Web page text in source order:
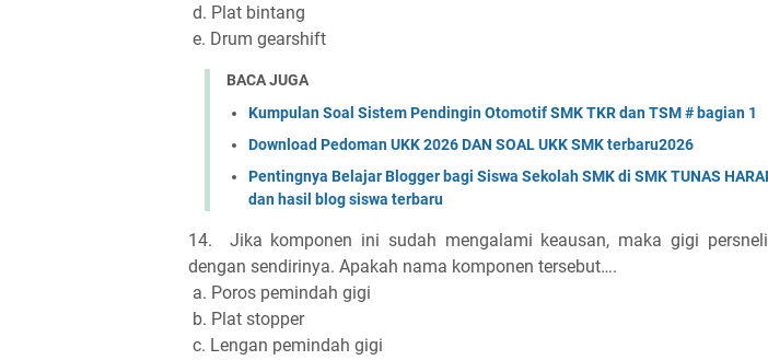
d. Plat bintang
e. Drum gearshift
BACA JUGA
Kumpulan Soal Sistem Pendingin Otomotif SMK TKR dan TSM # bagian 1
Download Pedoman UKK 2026 DAN SOAL UKK SMK terbaru2026
Pentingnya Belajar Blogger bagi Siswa Sekolah SMK di SMK TUNAS
dan hasil blog siswa terbaru
14.
Jika komponen ini sudah mengalami keausan, maka gigi
dengan sendirinya. Apakah nama komponen tersebut….
a. Poros pemindah gigi
b. Plat stopper
c. Lengan pemindah gigi